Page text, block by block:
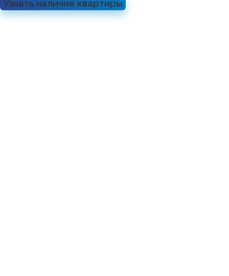
Узнать наличие квартиры